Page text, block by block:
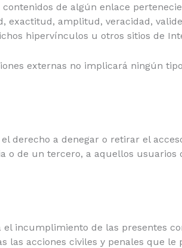
de algún enlace
exactitud, amplitud, veracidad,
hipervínculos u otros sitios de
externas no implicará ningún
el derecho a denegar o retirar el
o de un tercero, a aquellos
el incumplimiento de las presentes
las acciones civiles y penales que